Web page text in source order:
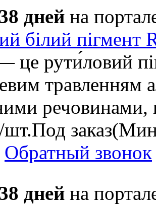
дней на
білий пігмент
це рути́ловий
травленням
речовинами,
шт.Под заказ
Обратный звонок
дней на